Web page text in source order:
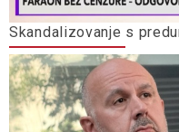
Skandalizovanje s